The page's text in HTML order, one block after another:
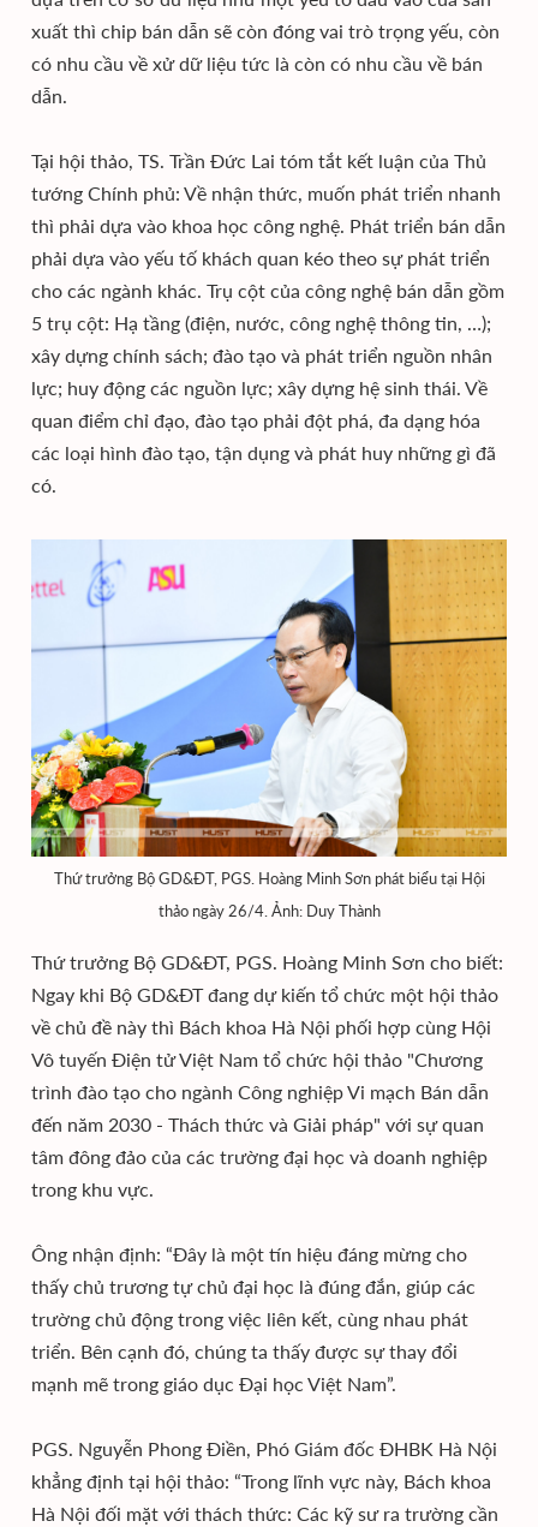
xuất thì chip bán dẫn sẽ còn đóng vai trò trọng yếu, còn
có nhu cầu về xử dữ liệu tức là còn có nhu cầu về bán
dẫn.
Tại hội thảo, TS. Trần Đức Lai tóm tắt kết luận của Thủ
tướng Chính phủ: Về nhận thức, muốn phát triển nhanh
thì phải dựa vào khoa học công nghệ. Phát triển bán dẫn
phải dựa vào yếu tố khách quan kéo theo sự phát triển
cho các ngành khác. Trụ cột của công nghệ bán dẫn gồm
5 trụ cột: Hạ tầng (điện, nước, công nghệ thông tin, …);
xây dựng chính sách; đào tạo và phát triển nguồn nhân
lực; huy động các nguồn lực; xây dựng hệ sinh thái. Về
quan điểm chỉ đạo, đào tạo phải đột phá, đa dạng hóa
các loại hình đào tạo, tận dụng và phát huy những gì đã
có.
Thứ trưởng Bộ GD&ĐT, PGS. Hoàng Minh Sơn phát biểu tại Hội
thảo ngày 26/4. Ảnh: Duy Thành
Thứ trưởng Bộ GD&ĐT, PGS. Hoàng Minh Sơn cho biết:
Ngay khi Bộ GD&ĐT đang dự kiến tổ chức một hội thảo
về chủ đề này thì Bách khoa Hà Nội phối hợp cùng Hội
Vô tuyến Điện tử Việt Nam tổ chức hội thảo "Chương
trình đào tạo cho ngành Công nghiệp Vi mạch Bán dẫn
đến năm 2030 - Thách thức và Giải pháp" với sự quan
tâm đông đảo của các trường đại học và doanh nghiệp
trong khu vực.
Ông nhận định: “Đây là một tín hiệu đáng mừng cho
thấy chủ trương tự chủ đại học là đúng đắn, giúp các
trường chủ động trong việc liên kết, cùng nhau phát
triển. Bên cạnh đó, chúng ta thấy được sự thay đổi
mạnh mẽ trong giáo dục Đại học Việt Nam”.
PGS. Nguyễn Phong Điền, Phó Giám đốc ĐHBK Hà Nội
khẳng định tại hội thảo: “Trong lĩnh vực này, Bách khoa
Hà Nội đối mặt với thách thức: Các kỹ sư ra trường cần